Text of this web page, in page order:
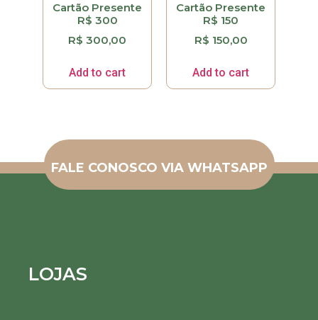
Cartão Presente
R$ 300
R$ 300,00
Add to cart
Cartão Presente
R$ 150
R$ 150,00
Add to cart
FALE CONOSCO VIA WHATSAPP
LOJAS